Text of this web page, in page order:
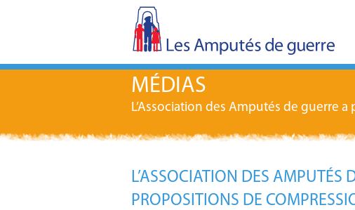
MÉDIAS
L’Association des Amputés de guerre
L’ASSOCIATION DES AMPUTÉS
PROPOSITIONS DE